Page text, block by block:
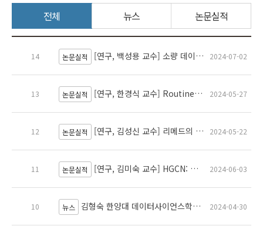
전체 뉴스 논문실적
14 논문실적 [연구, 백성용 교수] 소량 데이터 기반 학습을 위한 태스크 적응형 하이퍼파라미터 및 손실 함수 학습 알고리즘 2024-07-02
13 논문실적 [연구, 한경식 교수] RoutineAid: 자폐성 장애인을 위한 맞춤형 건강 루틴 탐색 및 관리 게임화 앱 2024-05-27
12 논문실적 [연구, 김성신 교수] 리메드의 치매 치료기 TMS로 탐색임상 치매 및 인지 저하 지표 개선 입증 2024-05-22
11 논문실적 [연구, 김미숙 교수] HGCN: 저품질 문서를 탐지하기 위한 계층적 컨볼루션 그래프 모델 2024-06-03
10 뉴스 김형숙 한양대 데이터사이언스학과 교수, ‘2023 정책소통 유공’ 국무총리 표창 2024-04-30